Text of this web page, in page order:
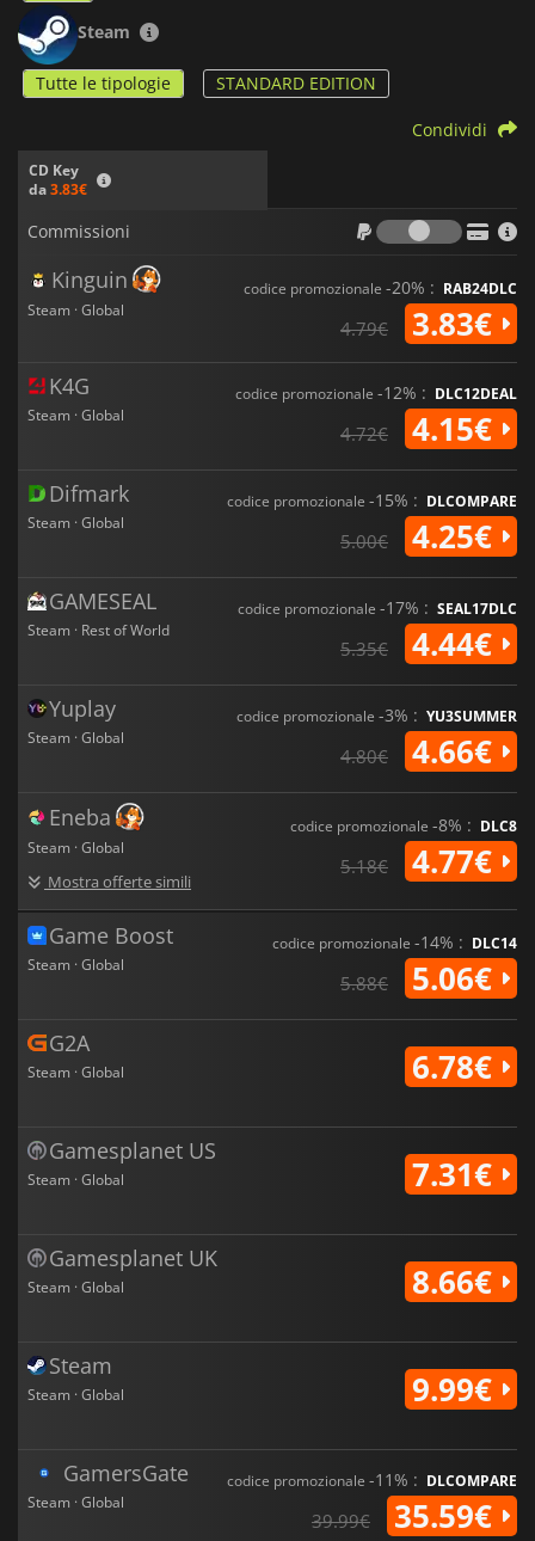
Steam
Tutte le tipologie STANDARD EDITION
CD Key
da3.83€
Condividi
Commissioni
Kinguin
Steam · Global
codice promozionale -20% : RAB24DLC
4.79€ 3.83€
K4G
Steam · Global
codice promozionale -12% : DLC12DEAL
4.72€ 4.15€
Difmark
Steam · Global
codice promozionale -15% : DLCOMPARE
5.00€ 4.25€
GAMESEAL
Steam · Rest of World
codice promozionale -17% : SEAL17DLC
5.35€ 4.44€
Yuplay
Steam · Global
codice promozionale -3% : YU3SUMMER
4.80€ 4.66€
Eneba
Steam · Global
Mostra offerte simili
codice promozionale -8% : DLC8
5.18€ 4.77€
Game Boost
Steam · Global
codice promozionale -14% : DLC14
5.88€ 5.06€
G2A
Steam · Global 6.78€
Gamesplanet US
Steam · Global 7.31€
Gamesplanet UK
Steam · Global 8.66€
Steam
Steam · Global 9.99€
GamersGate
Steam · Global
codice promozionale -11% : DLCOMPARE
39.99€ 35.59€